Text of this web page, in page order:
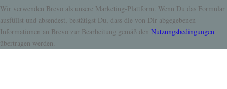
Wir verwenden Brevo als unsere Marketing-Plattform. Wenn Du das Formular
ausfüllst und absendest, bestätigst Du, dass die von Dir abgegebenen
Informationen an Brevo zur Bearbeitung gemäß den Nutzungsbedingungen
übertragen werden.